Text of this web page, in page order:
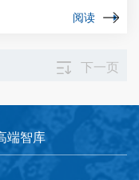
阅读
下一页
端智库